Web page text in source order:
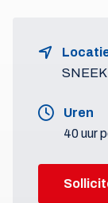
SNEEK
Uren
40 uur